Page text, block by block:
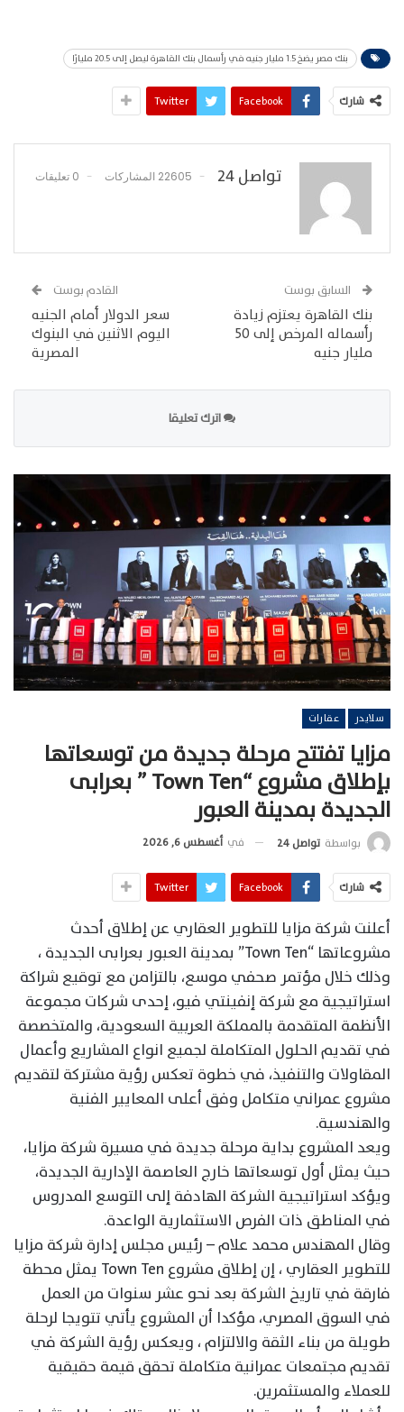
بنك مصر يضخ 1.5 مليار جنيه في رأسمال بنك القاهرة ليصل إلى 20.5 مليارًا
شارك Facebook
Twitter
تواصل 24 22605 المشاركات 0 تعليقات
السابق بوست
بنك القاهرة يعتزم زيادة
رأسماله المرخص إلى 50
مليار جنيه
القادم بوست
سعر الدولار أمام الجنيه
اليوم الاثنين في البنوك
المصرية
اترك تعليقا
سلايدر عقارات
مزايا تفتتح مرحلة جديدة من توسعاتها
بإطلاق مشروع “Town Ten ” بعرابى
الجديدة بمدينة العبور
بواسطة تواصل 24 في أغسطس 6, 2026
شارك Facebook
Twitter
أعلنت شركة مزايا للتطوير العقاري عن إطلاق أحدث
مشروعاتها “Town Ten” بمدينة العبور بعرابى الجديدة ،
وذلك خلال مؤتمر صحفي موسع، بالتزامن مع توقيع شراكة
استراتيجية مع شركة إنفينتي فيو، إحدى شركات مجموعة
الأنظمة المتقدمة بالمملكة العربية السعودية، والمتخصصة
في تقديم الحلول المتكاملة لجميع انواع المشاريع وأعمال
المقاولات والتنفيذ، في خطوة تعكس رؤية مشتركة لتقديم
مشروع عمراني متكامل وفق أعلى المعايير الفنية
والهندسية.
ويعد المشروع بداية مرحلة جديدة في مسيرة شركة مزايا،
حيث يمثل أول توسعاتها خارج العاصمة الإدارية الجديدة،
ويؤكد استراتيجية الشركة الهادفة إلى التوسع المدروس
في المناطق ذات الفرص الاستثمارية الواعدة.
وقال المهندس محمد علام – رئيس مجلس إدارة شركة مزايا
للتطوير العقاري ، إن إطلاق مشروع Town Ten يمثل محطة
فارقة في تاريخ الشركة بعد نحو عشر سنوات من العمل
في السوق المصري، مؤكدا أن المشروع يأتي تتويجا لرحلة
طويلة من بناء الثقة والالتزام ، ويعكس رؤية الشركة في
تقديم مجتمعات عمرانية متكاملة تحقق قيمة حقيقية
للعملاء والمستثمرين.